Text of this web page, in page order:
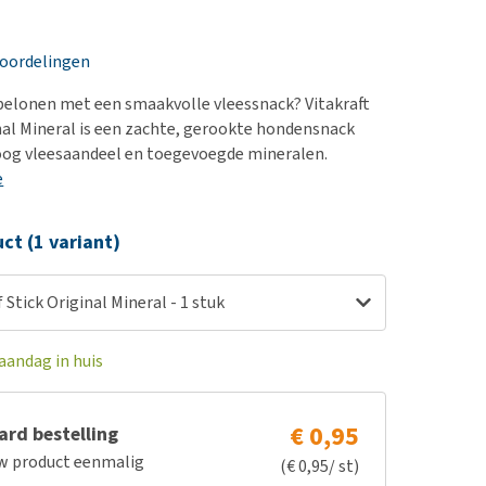
en dementie
en conditie
pezen en botten
alles
met een smaakvolle vleessnack? Vitakraft
Mineral is een zachte, gerookte hondensnack
vleesaandeel en toegevoegde mineralen.
(1 variant)
Original Mineral - 1 stuk
in huis
bestelling
product eenmalig
€ 0,95
(€ 0,95/ st)